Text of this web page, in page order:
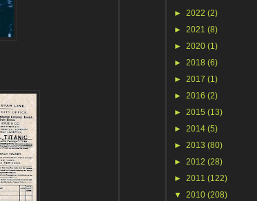
► 2022 (2)
► 2021 (8)
► 2020 (1)
► 2018 (6)
► 2017 (1)
► 2016 (2)
► 2015 (13)
► 2014 (5)
► 2013 (80)
► 2012 (28)
► 2011 (122)
▼ 2010 (208)